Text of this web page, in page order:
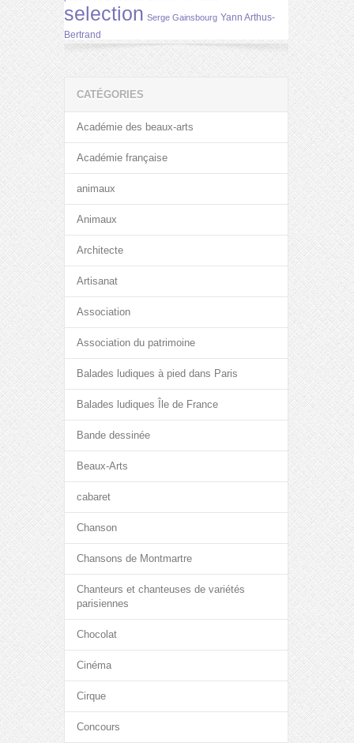
selection Serge Gainsbourg Yann Arthus-
Bertrand
CATÉGORIES
Académie des beaux-arts
Académie française
animaux
Animaux
Architecte
Artisanat
Association
Association du patrimoine
Balades ludiques à pied dans Paris
Balades ludiques Île de France
Bande dessinée
Beaux-Arts
cabaret
Chanson
Chansons de Montmartre
Chanteurs et chanteuses de variétés
parisiennes
Chocolat
Cinéma
Cirque
Concours